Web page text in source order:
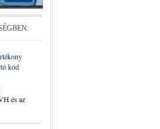
kód
és az